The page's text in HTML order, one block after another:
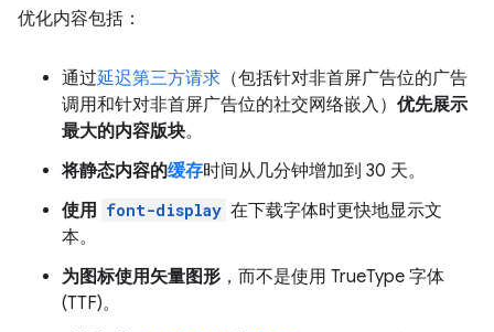
优化内容包括：
通过延迟第三方请求 （包括针对非首屏广告位的广告
调用和针对非首屏广告位的社交网络嵌入） 优先展示
最大的内容版块。
将静态内容的缓存时间从几分钟增加到 30 天。
使用 font-display 在下载字体时更快地显示文
本。
为图标使用矢量图形 ，而不是使用 TrueType 字体
(TTF)。